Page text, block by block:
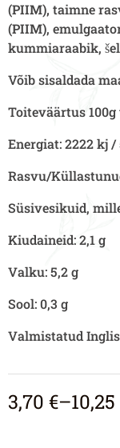
(PIIM), taimne
(PIIM),
kummiaraabik,
Võib sisaldada
Toiteväärtus
Energiat: 2222 kj /
Rasvu/
Süsivesikuid,
Kiudaineid: 2,1 g
Valku: 5,2 g
Sool: 0,3 g
Valmistatud
3,70 €–10,25